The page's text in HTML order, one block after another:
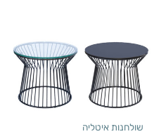
שולחנות איטליה